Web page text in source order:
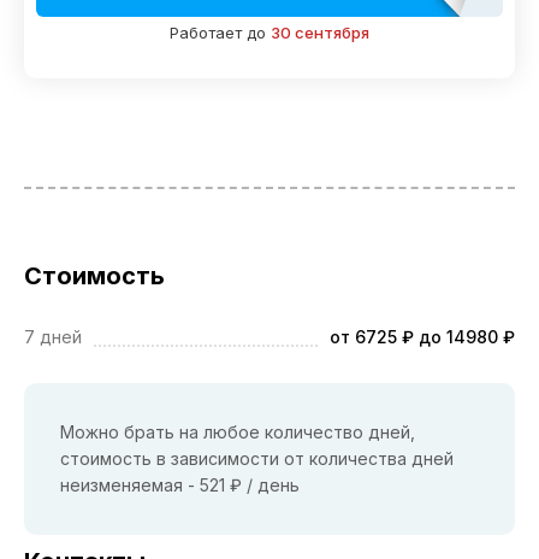
Работает до 30 сентября
Стоимость
7 дней от 6725 ₽ до 14980 ₽
Можно брать на любое количество дней,
стоимость в зависимости от количества дней
неизменяемая - 521 ₽ / день